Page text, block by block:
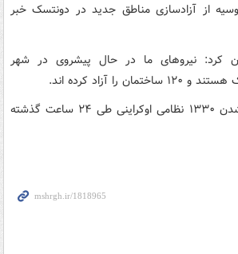
از آزادسازی مناطق جدید در دونتسک خبر
کرد: نیروهای ما در حال پیشروی در شهر
را آزاد کرده اند.
در این بیانیه از کشته شدن ۱۳۳۰ نظامی اوکراینی طی ۲۴ ساعت گذشته